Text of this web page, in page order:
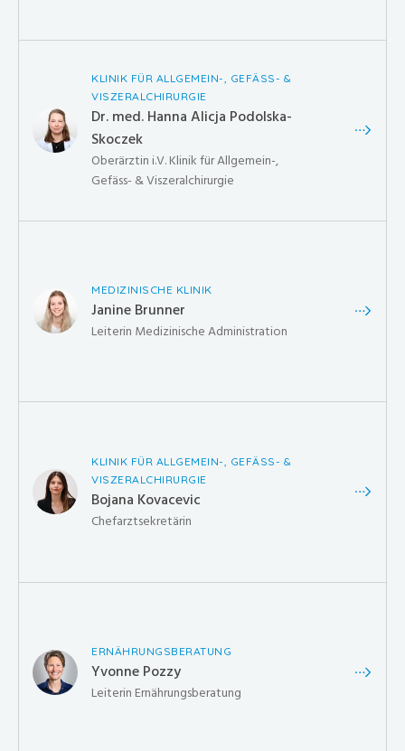
KLINIK FÜR ALLGEMEIN-, GEFÄSS- &
VISZERALCHIRURGIE
Dr. med. Hanna Alicja Podolska-
Skoczek
Oberärztin i.V. Klinik für Allgemein-,
Gefäss- & Viszeralchirurgie
MEDIZINISCHE KLINIK
Janine Brunner
Leiterin Medizinische Administration
KLINIK FÜR ALLGEMEIN-, GEFÄSS- &
VISZERALCHIRURGIE
Bojana Kovacevic
Chefarztsekretärin
ERNÄHRUNGSBERATUNG
Yvonne Pozzy
Leiterin Ernährungsberatung